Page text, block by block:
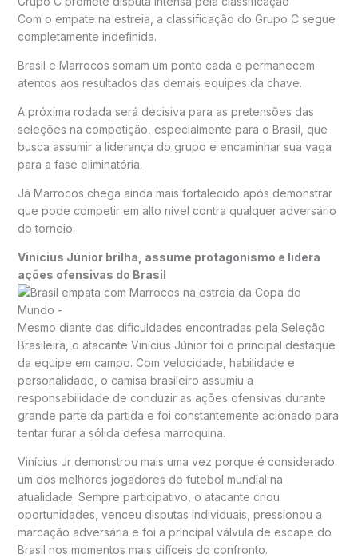
Com o empate na estreia, a classificação do Grupo C segue
completamente indefinida.
Brasil e Marrocos somam um ponto cada e permanecem
atentos aos resultados das demais equipes da chave.
A próxima rodada será decisiva para as pretensões das
seleções na competição, especialmente para o Brasil, que
busca assumir a liderança do grupo e encaminhar sua vaga
para a fase eliminatória.
Já Marrocos chega ainda mais fortalecido após demonstrar
que pode competir em alto nível contra qualquer adversário
do torneio.
Vinícius Júnior brilha, assume protagonismo e lidera
ações ofensivas do Brasil
Mesmo diante das dificuldades encontradas pela Seleção
Brasileira, o atacante Vinícius Júniorfoi o principal destaque
da equipe em campo. Com velocidade, habilidade e
personalidade, o camisa brasileiro assumiu a
responsabilidade de conduzir as ações ofensivas durante
grande parte da partida e foi constantemente acionado para
tentar furar a sólida defesa marroquina.
Vinícius Jr demonstrou mais uma vez porque é considerado
um dos melhores jogadores do futebol mundial na
atualidade. Sempre participativo, o atacante criou
oportunidades, venceu disputas individuais, pressionou a
marcação adversária e foi a principal válvula de escape do
Brasil nos momentos mais difíceis do confronto.